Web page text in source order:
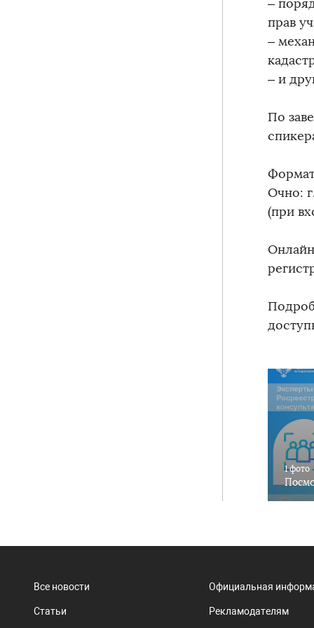
–
прав
–
– и
По
Очно:
(при
1 фото
Все новости
Статьи
Официальная
Рекламодателям